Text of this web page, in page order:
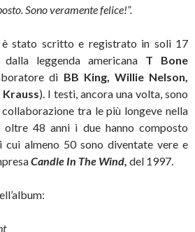
Sono veramente felice!”.
è stato scritto e registrato in soli 17
leggenda americana T Bone
di BB King, Willie Nelson,
). I testi, ancora una volta, sono
collaborazione tra le più longeve nella
oltre 48 anni i due hanno composto
cui almeno 50 sono diventate vere e
Candle In The Wind, del 1997.